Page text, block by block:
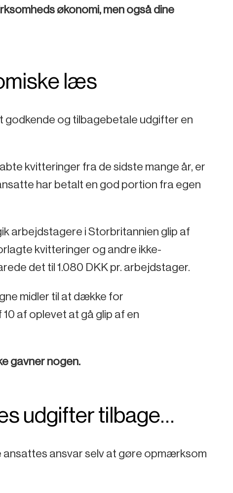
økonomi, men også dine
læs
godkende og tilbagebetale udgifter en
kvitteringer fra de sidste mange år, er
har betalt en god portion fra egen
arbejdstagere i Storbritannien glip af
kvitteringer og andre ikke-
det til 1.080 DKK pr. arbejdstager.
midler til at dække for
af oplevet at gå glip af en
gavner nogen.
udgifter tilbage…
ansattes ansvar selv at gøre opmærksom